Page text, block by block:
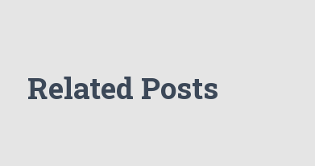
Related Posts